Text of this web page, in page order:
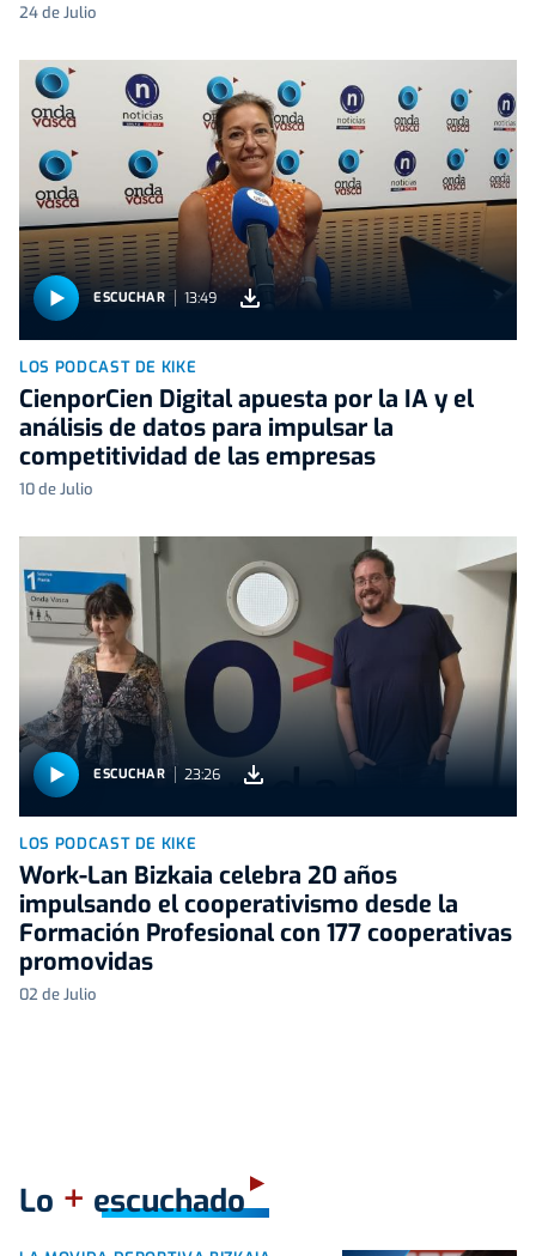
24 de Julio
ESCUCHAR 13:49
LOS PODCAST DE KIKE
CienporCien Digital apuesta por la IA y el
análisis de datos para impulsar la
competitividad de las empresas
10 de Julio
ESCUCHAR 23:26
LOS PODCAST DE KIKE
Work-Lan Bizkaia celebra 20 años
impulsando el cooperativismo desde la
Formación Profesional con 177 cooperativas
promovidas
02 de Julio
Lo + escuchado